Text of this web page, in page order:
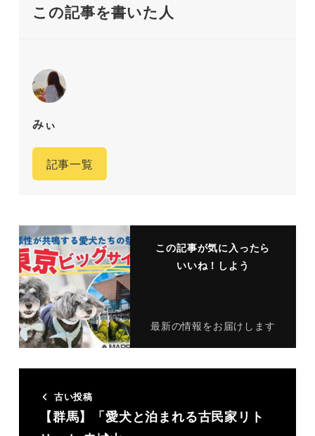
この記事を書いた人
みぃ
記事一覧
この記事が気に入ったら
いいね！しよう
最新の情報をお届けします
古い投稿
【群馬】「愛犬と泊まれる古民家リト